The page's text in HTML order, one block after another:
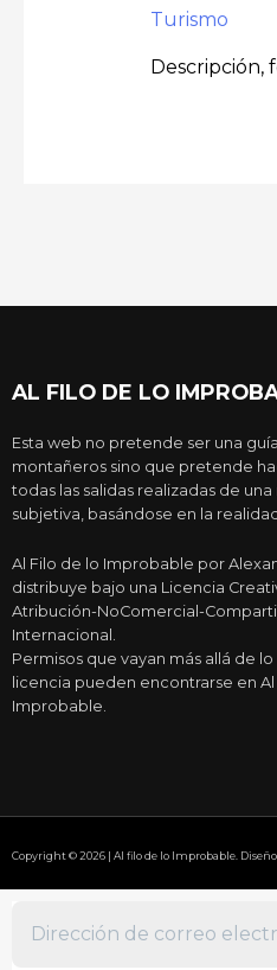
Turismo
Descripción,
AL FILO DE LO
Esta web no pretende ser una
montañeros sino que pretende
todas las salidas realizadas de
subjetiva, basándose en la
Al Filo de lo Improbable por
distribuye bajo una Licencia
Atribución-NoComercial-
Internacional.
Permisos que vayan más allá de
licencia pueden encontrarse en
Improbable.
Copyright © 2026 | Al filo de lo Improbable.